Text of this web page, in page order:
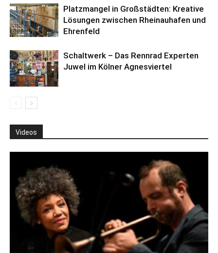
Platzmangel in Großstädten: Kreative
Lösungen zwischen Rheinauhafen und
Ehrenfeld
Schaltwerk – Das Rennrad Experten
Juwel im Kölner Agnesviertel
Videos